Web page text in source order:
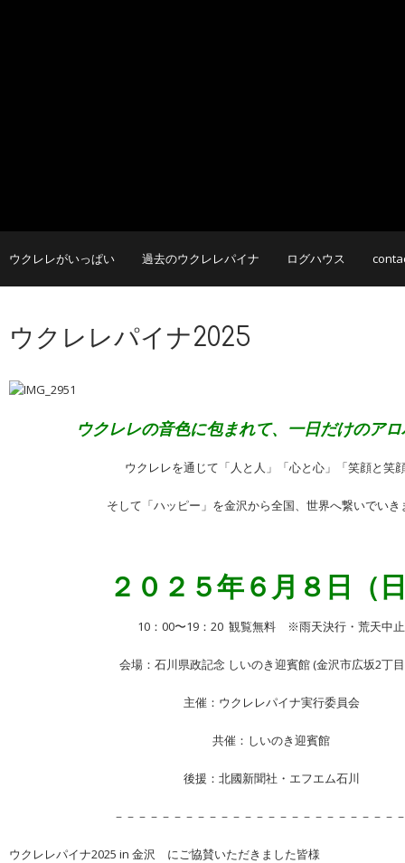
ウクレレがいっぱい 過去のウクレレパイナ ログハウス
ウクレレパイナ2025
ウクレレの音色に包まれて、一日だけのア
ウクレレを通じて「人と人」「心と心」「笑顔と笑
そして「ハッピー」を金沢から全国、世界へ繋いでいき
２０２５年６月８日（
10：00〜19：20 観覧無料 ※雨天決行・荒天中止
会場：石川県政記念 しいのき迎賓館 (金沢市広坂2丁
主催：ウクレレパイナ実行委員会
共催：しいのき迎賓館
後援：北國新聞社・エフエム石川
－－－－－－－－－－－－－－－－－－－－－－－－
ウクレレパイナ2025 in 金沢 にご協賛いただきました皆様